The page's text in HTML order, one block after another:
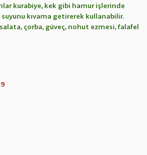
kurabiye, kek gibi hamur işlerinde
kıvama getirerek kullanabilir.
çorba, güveç, nohut ezmesi, falafel